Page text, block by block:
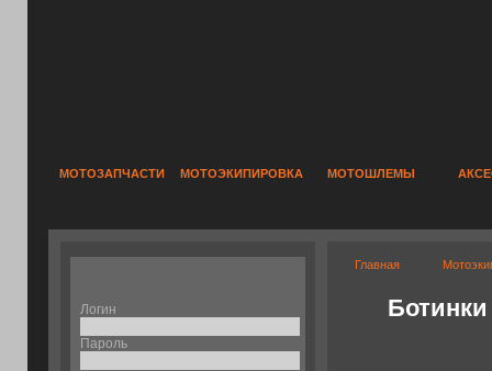
МОТОЗАПЧАСТИ МОТОЭКИПИРОВКА МОТОШЛЕМЫ
Логин
Пароль
Главная